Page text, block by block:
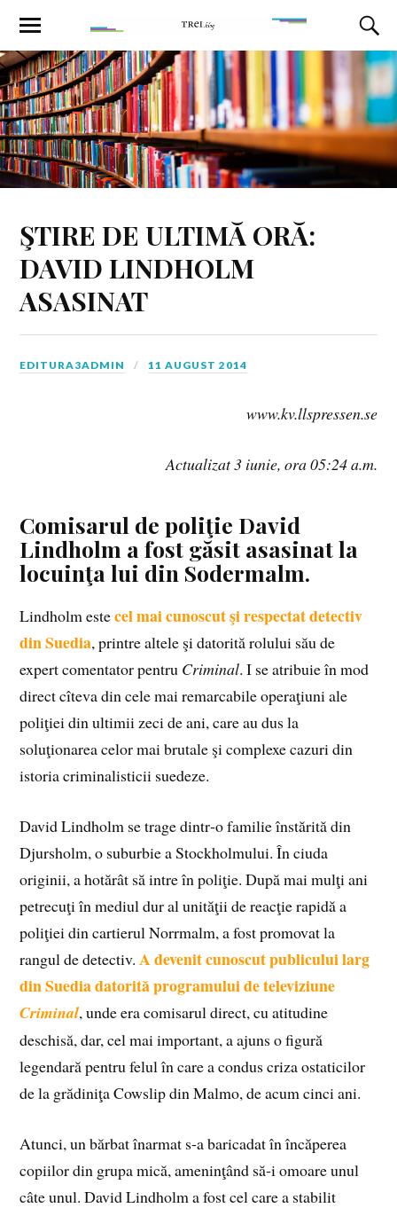
ŞTIRE DE ULTIMĂ ORĂ:
DAVID LINDHOLM
ASASINAT
EDITURA3ADMIN 11 AUGUST 2014
www.kv.llspressen.se
Actualizat 3 iunie, ora 05:24 a.m.
Comisarul de poliţie David
Lindholm a fost găsit asasinat la
locuinţa lui din Sodermalm.
Lindholm estecel mai cunoscut şi respectat detectiv
din Suedia, printre altele şi datorită rolului său de
expert comentator pentru Criminal. I se atribuie în mod
direct cîteva din cele mai remarcabile operaţiuni ale
poliţiei din ultimii zeci de ani, care au dus la
soluţionarea celor mai brutale şi complexe cazuri din
istoria criminalisticii suedeze.
David Lindholm se trage dintr‑o familie înstărită din
Djursholm, o suburbie a Stockholmului. În ciuda
originii, a hotărât să intre în poliţie. După mai mulţi ani
petrecuţi în mediul dur al unităţii de reacţie rapidă a
poliţiei din cartierul Norrmalm, a fost promovat la
rangul de detectiv. A devenit cunoscut publicului larg
din Suedia datorită programului de televiziune
Criminal, unde era comisarul direct, cu atitudine
deschisă, dar, cel mai important, a ajuns o figură
legendară pentru felul în care a condus criza ostaticilor
de la grădiniţa Cowslip din Malmo, de acum cinci ani.
Atunci, un bărbat înarmat s‑a baricadat în încăperea
copiilor din grupa mică, ameninţând să‑i omoare unul
câte unul. David Lindholm a fost cel care a stabilit